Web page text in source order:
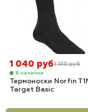
1 040 руб1 130 руб
В наличии
Термоноски Norfin
Target Basic